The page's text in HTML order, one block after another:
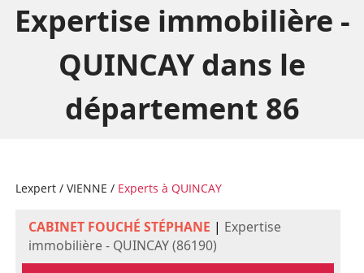
Expertise immobilière -
QUINCAY dans le
département 86
Lexpert/ VIENNE / Experts à QUINCAY
CABINET FOUCHÉ STÉPHANE | Expertise
immobilière - QUINCAY (86190)